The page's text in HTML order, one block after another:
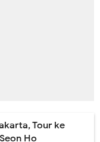
Tour ke
Ho